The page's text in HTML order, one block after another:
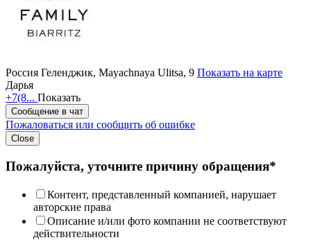
Россия Геленджик, Mayachnaya Ulitsa, 9 Показать на карте
Дарья
+7(8... Показать
Сообщение в чат
Пожаловаться или сообщить об ошибке
Close
Пожалуйста, уточните причину обращения*
Контент, представленный компанией, нарушает
авторские права
Описание и/или фото компании не соответствуют
действительности